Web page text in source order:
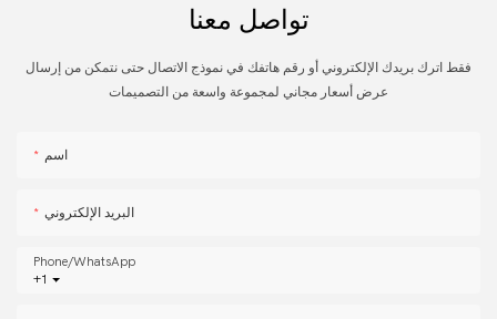
تواصل معنا
فقط اترك بريدك الإلكتروني أو رقم هاتفك في نموذج الاتصال حتى نتمكن من إرسال
عرض أسعار مجاني لمجموعة واسعة من التصميمات
اسم
البريد الإلكتروني
+1
Phone/whatsApp